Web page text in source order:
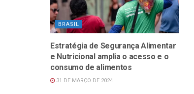
BRASIL
Estratégia de Segurança Alimentar
e Nutricional amplia o acesso e o
consumo de alimentos
31 DE MARÇO DE 2024